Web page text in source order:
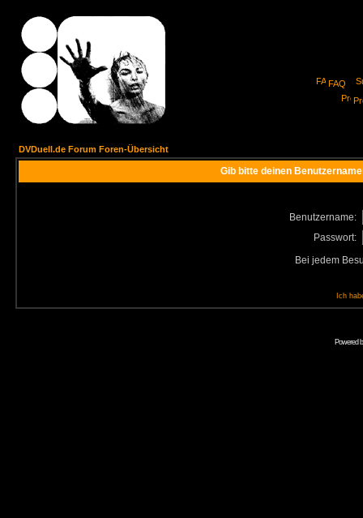
FAQ
DVDuell.de Forum Foren-Übersicht
Gib bitte deinen
Benutzername:
Passwort:
Bei jedem
Ich
Powered